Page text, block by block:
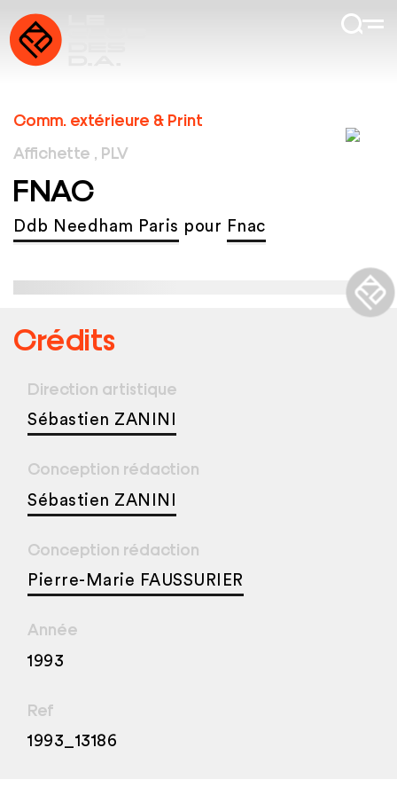
Comm. extérieure & Print
Affichette , PLV
FNAC
Ddb Needham Paris pour Fnac
Crédits
Direction artistique
Sébastien ZANINI
Conception rédaction
Sébastien ZANINI
Conception rédaction
Pierre-Marie FAUSSURIER
Année
1993
Ref
1993_13186